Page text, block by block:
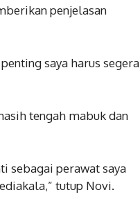
penjelasan
saya harus segera
tengah mabuk dan
sebagai perawat saya
tutup Novi.